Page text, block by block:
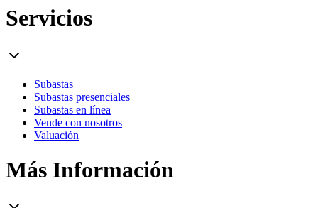
Servicios
Subastas
Subastas presenciales
Subastas en línea
Vende con nosotros
Valuación
Más Información